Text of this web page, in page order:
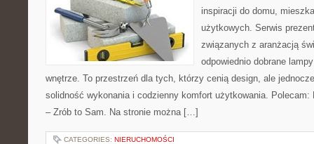
inspiracji do domu,
użytkowych. Serwis
związanych z aranżacją
odpowiednio dobrane
wnętrze. To przestrzeń dla tych, którzy cenią design, ale
solidność wykonania i codzienny komfort użytkowania. Polecam:
– Zrób to Sam. Na stronie można […]
CATEGORIES: NIERUCHOMOŚCI